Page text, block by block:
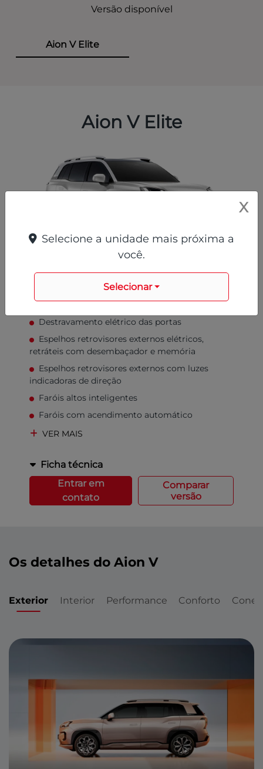
Versão disponível
Aion V Elite
Aion V Elite
Branco
Destravamento elétrico das portas
Espelhos retrovisores externos elétricos,
retráteis com desembaçador e memória
Espelhos retrovisores externos com luzes
indicadoras de direção
Faróis altos inteligentes
Faróis com acendimento automático
VER MAIS
Ficha técnica
Entrar em
contato
Comparar
versão
Os detalhes do Aion V
Exterior Interior Performance Conforto
X
Selecione a unidade mais próxima a
você.
Selecionar